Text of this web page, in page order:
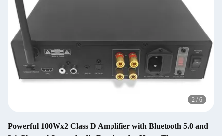
2 / 6
Powerful 100Wx2 Class D Amplifier with Bluetooth 5.0 and